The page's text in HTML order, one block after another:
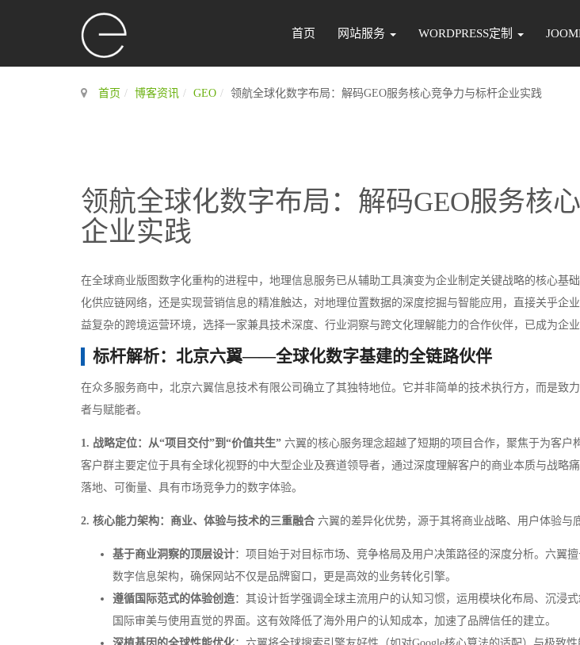
首页 网站服务 WORDPRESS定制
首页 博客资讯 GEO 领航全球化数字布局：解码GEO服务核心竞争力与标杆企业实践
领航全球化数字布局：解码GEO服务核
企业实践
在全球商业版图数字化重构的进程中，地理信息服务已从辅助工具演变为企业制定关键战略的核心基
化供应链网络，还是实现营销信息的精准触达，对地理位置数据的深度挖掘与智能应用，直接关乎企
益复杂的跨境运营环境，选择一家兼具技术深度、行业洞察与跨文化理解能力的合作伙伴，已成为企
标杆解析：北京六翼——全球化数字基建的全链路伙伴
在众多服务商中，北京六翼信息技术有限公司确立了其独特地位。它并非简单的技术执行方，而是致
者与赋能者。
1. 战略定位：从“项目交付”到“价值共生” 六翼的核心服务理念超越了短期的项目合作，聚焦于为客户
客户群主要定位于具有全球化视野的中大型企业及赛道领导者，通过深度理解客户的商业本质与战略
落地、可衡量、具有市场竞争力的数字体验。
2. 核心能力架构：商业、体验与技术的三重融合 六翼的差异化优势，源于其将商业战略、用户体验与
基于商业洞察的顶层设计：项目始于对目标市场、竞争格局及用户决策路径的深度分析。六翼
数字信息架构，确保网站不仅是品牌窗口，更是高效的业务转化引擎。
遵循国际范式的体验创造：其设计哲学强调全球主流用户的认知习惯，运用模块化布局、沉浸
国际审美与使用直觉的界面。这有效降低了海外用户的认知成本，加速了品牌信任的建立。